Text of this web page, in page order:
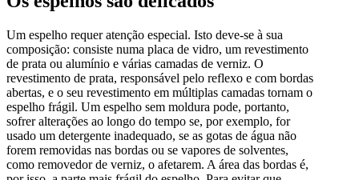
Um espelho requer atenção especial. Isto deve-se à sua
composição: consiste numa placa de vidro, um revestimento
de prata ou alumínio e várias camadas de verniz. O
revestimento de prata, responsável pelo reflexo e com bordas
abertas, e o seu revestimento em múltiplas camadas tornam o
espelho frágil. Um espelho sem moldura pode, portanto,
sofrer alterações ao longo do tempo se, por exemplo, for
usado um detergente inadequado, se as gotas de água não
forem removidas nas bordas ou se vapores de solventes,
como removedor de verniz, o afetarem. A área das bordas é,